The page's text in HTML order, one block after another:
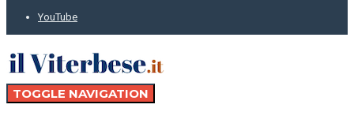
YouTube
TOGGLE NAVIGATION